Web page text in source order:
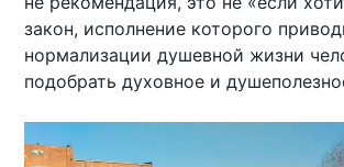
закон, исполнение которого
нормализации душевной жизни
подобрать духовное и